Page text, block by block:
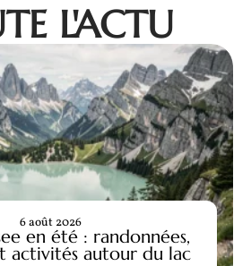
L'ACTU
en été : randonnées,
activités autour du lac
6 août 2026